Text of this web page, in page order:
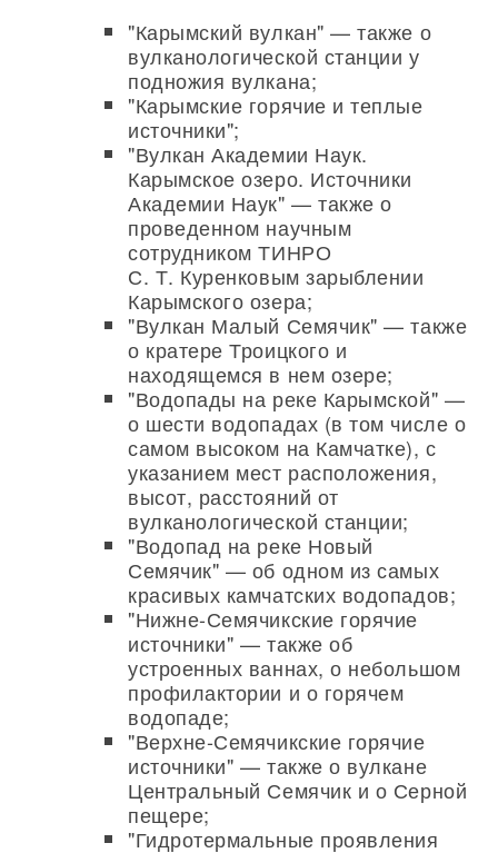
"Карымский вулкан" — также о
вулканологической станции у
подножия вулкана;
"Карымские горячие и теплые
источники";
"Вулкан Академии Наук.
Карымское озеро. Источники
Академии Наук" — также о
проведенном научным
сотрудником ТИНРО
С. Т. Куренковым зарыблении
Карымского озера;
"Вулкан Малый Семячик" — также
о кратере Троицкого и
находящемся в нем озере;
"Водопады на реке Карымской" —
о шести водопадах (в том числе о
самом высоком на Камчатке), с
указанием мест расположения,
высот, расстояний от
вулканологической станции;
"Водопад на реке Новый
Семячик" — об одном из самых
красивых камчатских водопадов;
"Нижне-Семячикские горячие
источники" — также об
устроенных ваннах, о небольшом
профилактории и о горячем
водопаде;
"Верхне-Семячикские горячие
источники" — также о вулкане
Центральный Семячик и о Серной
пещере;
"Гидротермальные проявления